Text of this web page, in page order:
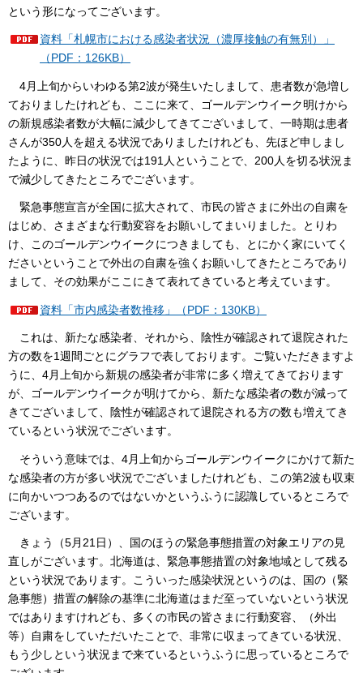
という形になってございます。
資料「札幌市における感染者状況（濃厚接触の有無別）」
（PDF：126KB）
4月上旬からいわゆる第2波が発生いたしまして、患者数が急増し
ておりましたけれども、ここに来て、ゴールデンウイーク明けから
の新規感染者数が大幅に減少してきてございまして、一時期は患者
さんが350人を超える状況でありましたけれども、先ほど申しまし
たように、昨日の状況では191人ということで、200人を切る状況ま
で減少してきたところでございます。
緊急事態宣言が全国に拡大されて、市民の皆さまに外出の自粛を
はじめ、さまざまな行動変容をお願いしてまいりました。とりわ
け、このゴールデンウイークにつきましても、とにかく家にいてく
ださいということで外出の自粛を強くお願いしてきたところであり
まして、その効果がここにきて表れてきていると考えています。
資料「市内感染者数推移」（PDF：130KB）
これは、新たな感染者、それから、陰性が確認されて退院された
方の数を1週間ごとにグラフで表しております。ご覧いただきますよ
うに、4月上旬から新規の感染者が非常に多く増えてきております
が、ゴールデンウイークが明けてから、新たな感染者の数が減って
きてございまして、陰性が確認されて退院される方の数も増えてき
ているという状況でございます。
そういう意味では、4月上旬からゴールデンウイークにかけて新た
な感染者の方が多い状況でございましたけれども、この第2波も収束
に向かいつつあるのではないかというふうに認識しているところで
ございます。
きょう（5月21日）、国のほうの緊急事態措置の対象エリアの見
直しがございます。北海道は、緊急事態措置の対象地域として残る
という状況であります。こういった感染状況というのは、国の（緊
急事態）措置の解除の基準に北海道はまだ至っていないという状況
ではありますけれども、多くの市民の皆さまに行動変容、（外出
等）自粛をしていただいたことで、非常に収まってきている状況、
もう少しという状況まで来ているというふうに思っているところで